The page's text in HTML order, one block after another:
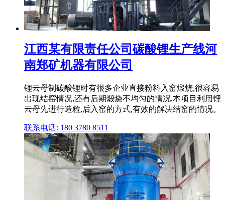
江西某有限责任公司碳酸锂生产线河
南郑矿机器有限公司
锂云母制碳酸锂时有很多企业直接粉料入窑煅烧,很容易
出现结窑情况,还有后期煅烧不均匀的情况,本项目利用锂
云母先进行造粒,后入窑的方式,有效的解决结窑的情况。
联系电话: 180 3780 8511